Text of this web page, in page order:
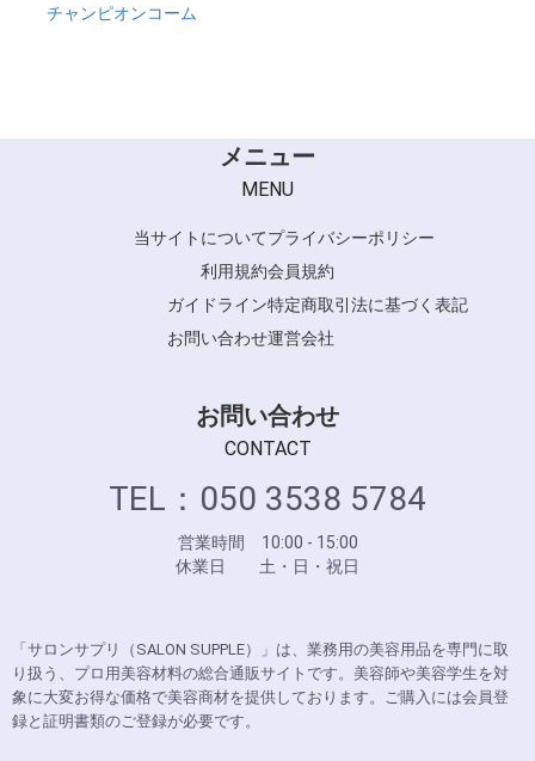
チャンピオンコーム
メニュー
MENU
当サイトについてプライバシーポリシー
利用規約会員規約
ガイドライン特定商取引法に基づく表記
お問い合わせ運営会社
お問い合わせ
CONTACT
TEL：050 3538 5784
営業時間 10:00 - 15:00
休業日 土・日・祝日
「サロンサプリ（SALON SUPPLE）」は、業務用の美容用品を専門に取
り扱う、プロ用美容材料の総合通販サイトです。美容師や美容学生を対
象に大変お得な価格で美容商材を提供しております。ご購入には会員登
録と証明書類のご登録が必要です。